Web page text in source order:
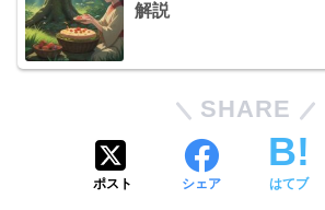
解説
SHARE
ポスト シェア はてブ